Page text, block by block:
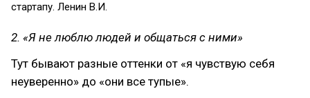
стартапу. Ленин В.И.
2. «Я не люблю людей и общаться с ними»
Тут бывают разные оттенки от «я чувствую себя
неуверенно» до «они все тупые».